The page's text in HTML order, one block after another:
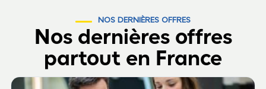
NOS DERNIÈRES OFFRES
Nos dernières offres
partout en France